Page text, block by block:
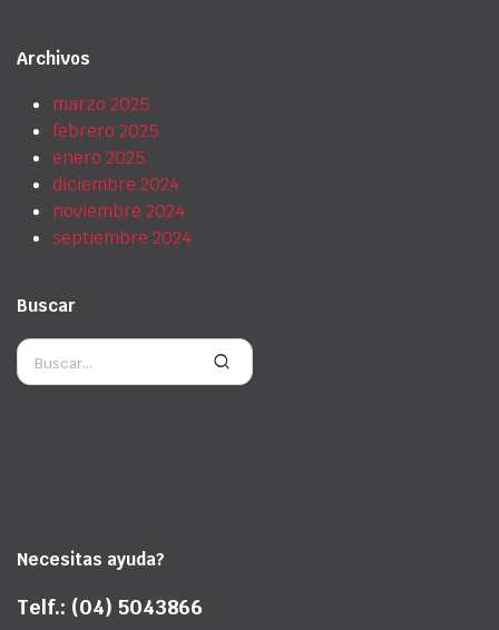
Archivos
marzo 2025
febrero 2025
enero 2025
diciembre 2024
noviembre 2024
septiembre 2024
Buscar
Necesitas ayuda?
Telf.: (04) 5043866